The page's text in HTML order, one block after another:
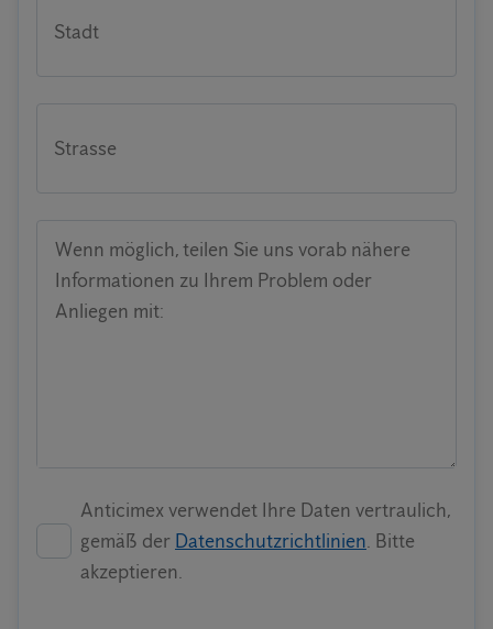
Stadt
Strasse
Wenn möglich, teilen Sie uns vorab nähere
Informationen zu Ihrem Problem oder
Anliegen mit:
Anticimex verwendet Ihre Daten vertraulich,
gemäß der Datenschutzrichtlinien. Bitte
akzeptieren.